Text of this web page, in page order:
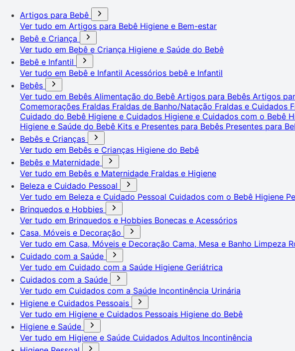
Artigos para Bebê
Ver tudo em Artigos para Bebê Higiene e Bem-estar
Bebê e Criança
Ver tudo em Bebê e Criança Higiene e Saúde do Bebê
Bebê e Infantil
Ver tudo em Bebê e Infantil Acessórios bebê e Infantil
Bebês
Ver tudo em Bebês Alimentação do Bebê Artigos para Bebês Artigos
Comemorações Fraldas Fraldas de Banho/Natação Fraldas e Cuidados
Cuidado do Bebê Higiene e Cuidados Higiene e Cuidados com o Bebê
Higiene e Saúde do Bebê Kits e Presentes para Bebês Presentes para
Bebês e Crianças
Ver tudo em Bebês e Crianças Higiene do Bebê
Bebês e Maternidade
Ver tudo em Bebês e Maternidade Fraldas e Higiene
Beleza e Cuidado Pessoal
Ver tudo em Beleza e Cuidado Pessoal Cuidados com o Bebê Higiene
Brinquedos e Hobbies
Ver tudo em Brinquedos e Hobbies Bonecas e Acessórios
Casa, Móveis e Decoração
Ver tudo em Casa, Móveis e Decoração Cama, Mesa e Banho Limpeza
Cuidado com a Saúde
Ver tudo em Cuidado com a Saúde Higiene Geriátrica
Cuidados com a Saúde
Ver tudo em Cuidados com a Saúde Incontinência Urinária
Higiene e Cuidados Pessoais
Ver tudo em Higiene e Cuidados Pessoais Higiene do Bebê
Higiene e Saúde
Ver tudo em Higiene e Saúde Cuidados Adultos Incontinência